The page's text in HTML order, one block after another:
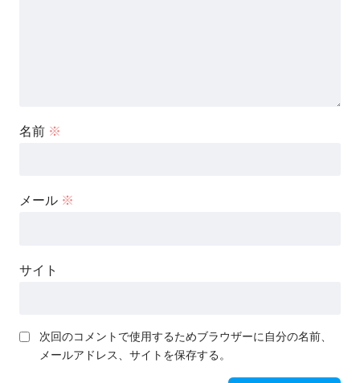
名前 ※
メール ※
サイト
次回のコメントで使用するためブラウザーに自分の名前、
メールアドレス、サイトを保存する。